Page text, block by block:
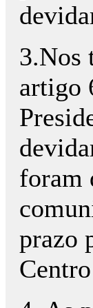
3.Nos
artigo
foram
prazo